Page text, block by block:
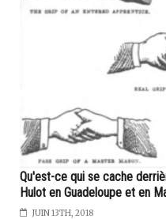
Qu'est-ce qui se cache
Hulot en Guadeloupe et en
JUIN 13TH, 2018